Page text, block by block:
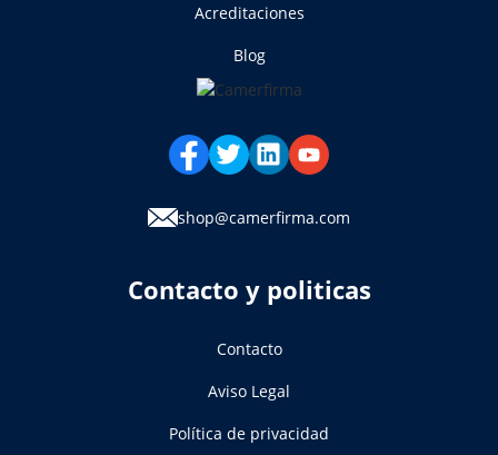
Acreditaciones
Blog
shop@camerfirma.com
Contacto y politicas
Contacto
Aviso Legal
Política de privacidad